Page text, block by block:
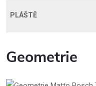
PLÁŠTĚ
Geometrie